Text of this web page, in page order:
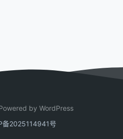
by WordPress
备2025114941号